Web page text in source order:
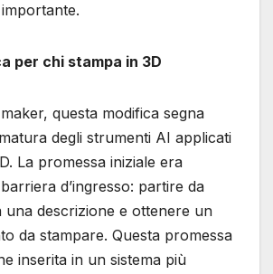
per chi stampa in 3D
questa modifica segna
degli strumenti AI applicati
La promessa iniziale era
d’ingresso: partire da
una descrizione e ottenere un
da stampare. Questa promessa
inserita in un sistema più